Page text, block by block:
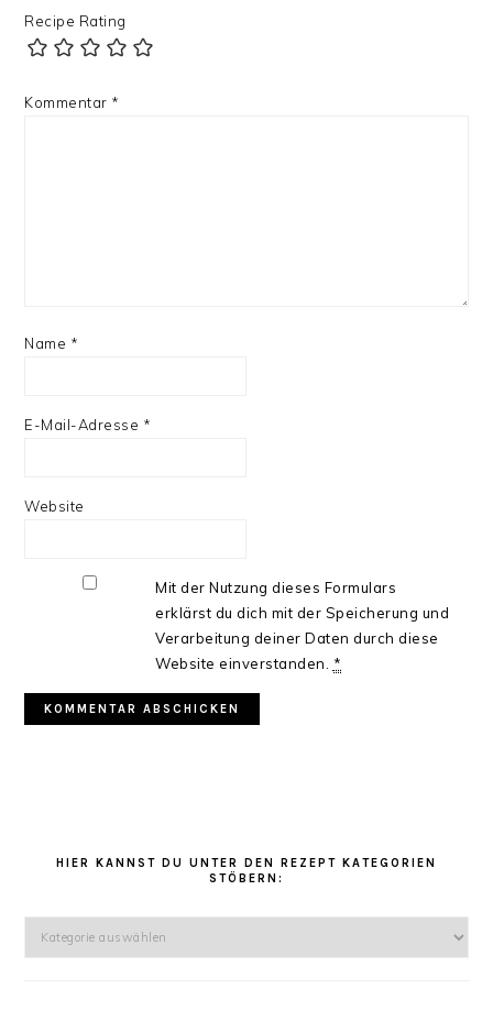
Recipe Rating
Kommentar *
Name *
E-Mail-Adresse *
Website
Mit der Nutzung dieses Formulars
erklärst du dich mit der Speicherung und
Verarbeitung deiner Daten durch diese
Website einverstanden. *
HIER KANNST DU UNTER DEN REZEPT KATEGORIEN
STÖBERN: